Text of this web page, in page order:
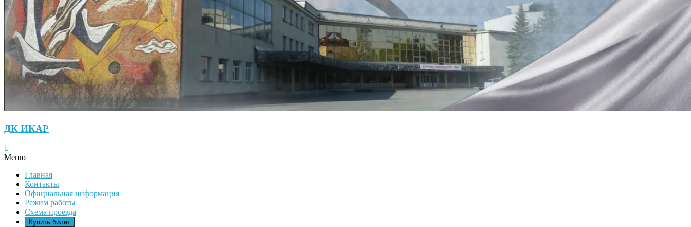
ДК ИКАР
Меню
Главная
Контакты
Официальная информация
Режим работы
Схема проезда
Купить билет